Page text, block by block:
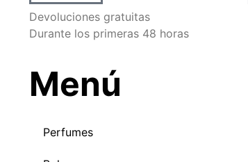
Devoluciones gratuitas
Durante los primeras 48 horas
Menú
Perfumes